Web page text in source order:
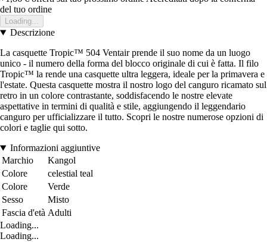
del tuo ordine
Loading...
Descrizione
La casquette Tropic™ 504 Ventair prende il suo nome da un luogo
unico - il numero della forma del blocco originale di cui è fatta. Il filo
Tropic™ la rende una casquette ultra leggera, ideale per la primavera e
l'estate. Questa casquette mostra il nostro logo del canguro ricamato sul
retro in un colore contrastante, soddisfacendo le nostre elevate
aspettative in termini di qualità e stile, aggiungendo il leggendario
canguro per ufficializzare il tutto. Scopri le nostre numerose opzioni di
colori e taglie qui sotto.
Informazioni aggiuntive
Marchio
Kangol
Colore
celestial teal
Colore
Verde
Sesso
Misto
Fascia d'età Adulti
Loading...
Loading...